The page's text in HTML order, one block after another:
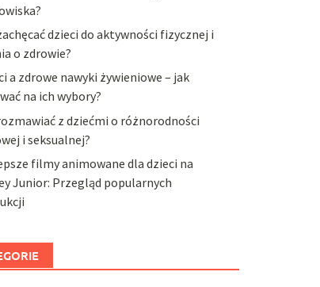
dzieci do aktywności fizycznej i
o zdrowie?
a zdrowe nawyki żywieniowe – jak
na ich wybory?
z dziećmi o różnorodności
i seksualnej?
filmy animowane dla dzieci na
Junior: Przegląd popularnych